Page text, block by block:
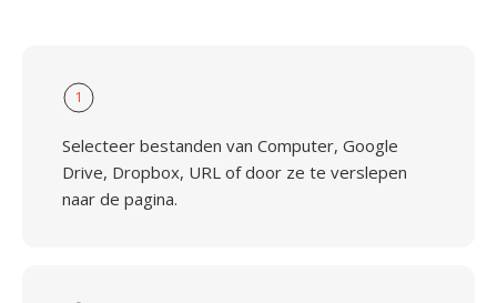
1
Selecteer bestanden van Computer, Google
Drive, Dropbox, URL of door ze te verslepen
naar de pagina.